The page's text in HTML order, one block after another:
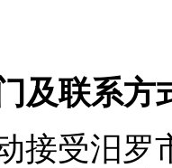
及联系方
接受汨罗